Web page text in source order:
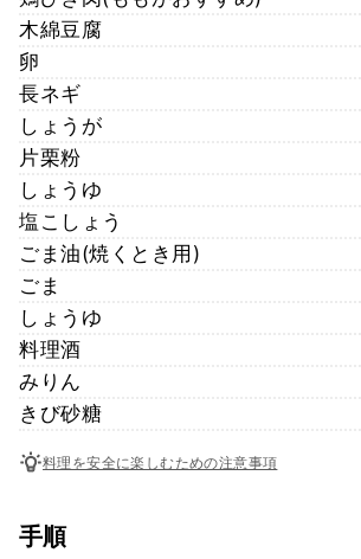
木綿豆腐
卵
長ネギ
しょうが
片栗粉
しょうゆ
塩こしょう
ごま油(焼くとき用)
ごま
しょうゆ
料理酒
みりん
きび砂糖
料理を安全に楽しむための注意事項
手順